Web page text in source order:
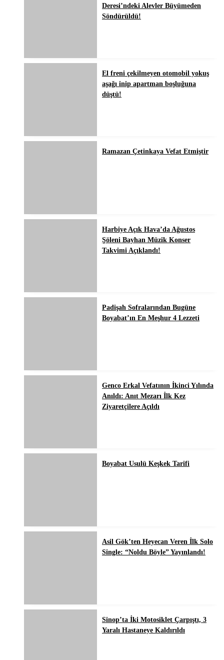
Deresi’ndeki Alevler Büyümeden
Söndürüldü!
El freni çekilmeyen otomobil yokuş
aşağı inip apartman boşluğuna
düştü!
Ramazan Çetinkaya Vefat Etmiştir
Harbiye Açık Hava’da Ağustos
Şöleni Bayhan Müzik Konser
Takvimi Açıklandı!
Padişah Sofralarından Bugüne
Boyabat’ın En Meşhur 4 Lezzeti
Genco Erkal Vefatının İkinci Yılında
Anıldı: Anıt Mezarı İlk Kez
Ziyaretçilere Açıldı
Boyabat Usulü Keşkek Tarifi
Asil Gök’ten Heyecan Veren İlk Solo
Single: “Noldu Böyle” Yayınlandı!
Sinop’ta İki Motosiklet Çarpıştı, 3
Yaralı Hastaneye Kaldırıldı